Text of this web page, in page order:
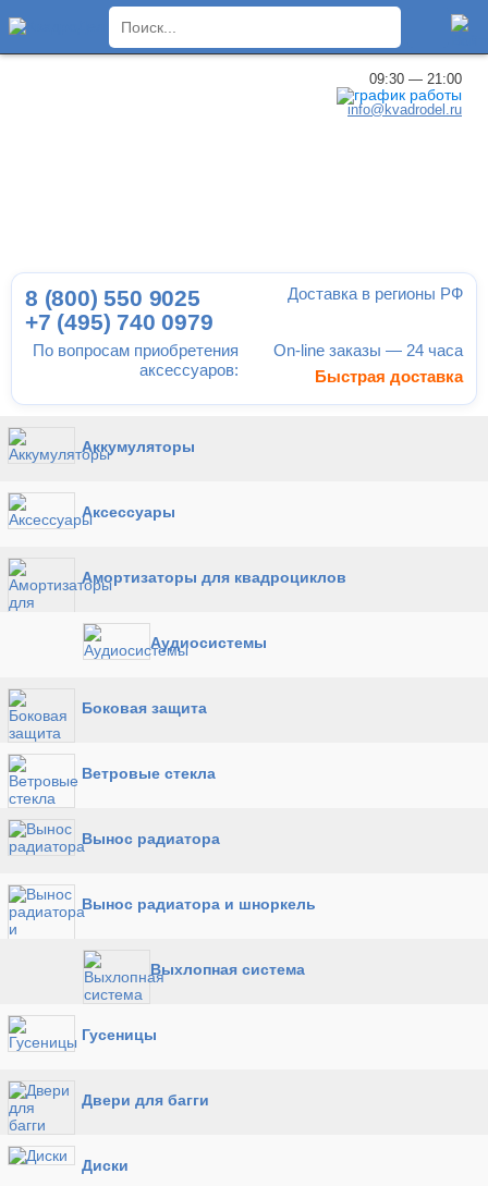
09:30 — 21:00
info@kvadrodel.ru
По вопросам приобретения
аксессуаров:
8 (800) 550 9025
+7 (495) 740 0979
Доставка в регионы РФ
On-line заказы — 24 часа
Быстрая доставка
Аккумуляторы
Аксессуары
Амортизаторы для квадроциклов
Аудиосистемы
Боковая защита
Ветровые стекла
Вынос радиатора
Вынос радиатора и шноркель
Выхлопная система
Гусеницы
Двери для багги
Диски
×